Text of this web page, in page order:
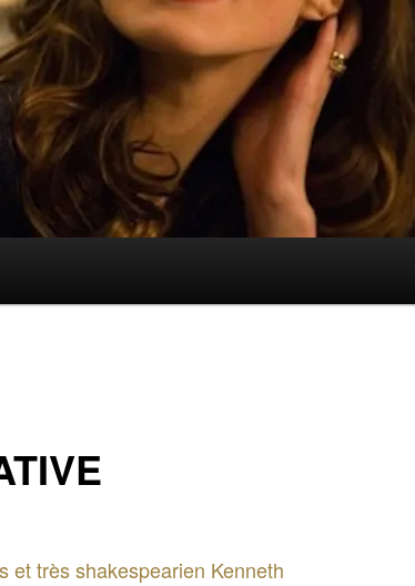
et très shakespearien Kenneth